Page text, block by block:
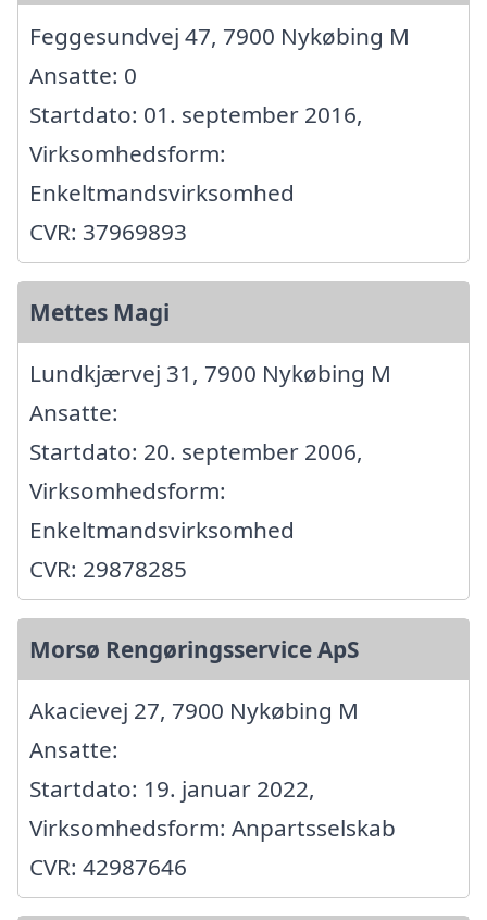
Feggesundvej 47, 7900 Nykøbing M
Ansatte: 0
Startdato: 01. september 2016,
Virksomhedsform:
Enkeltmandsvirksomhed
CVR: 37969893
Mettes Magi
Lundkjærvej 31, 7900 Nykøbing M
Ansatte:
Startdato: 20. september 2006,
Virksomhedsform:
Enkeltmandsvirksomhed
CVR: 29878285
Morsø Rengøringsservice ApS
Akacievej 27, 7900 Nykøbing M
Ansatte:
Startdato: 19. januar 2022,
Virksomhedsform: Anpartsselskab
CVR: 42987646